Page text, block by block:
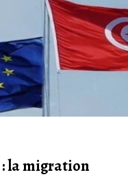
la migration